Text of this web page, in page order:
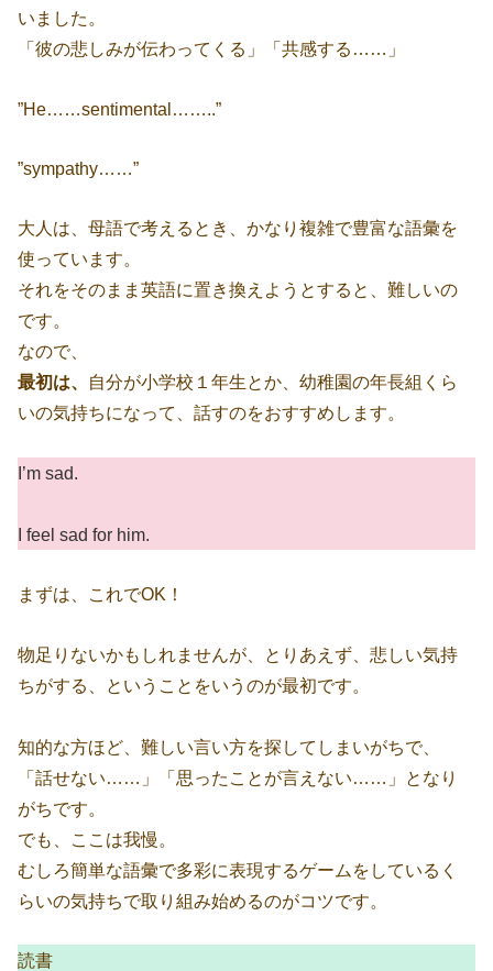
いました。
「彼の悲しみが伝わってくる」「共感する……」
”He……sentimental……..”
”sympathy……”
大人は、母語で考えるとき、かなり複雑で豊富な語彙を
使っています。
それをそのまま英語に置き換えようとすると、難しいの
です。
なので、
最初は、 自分が小学校１年生とか、幼稚園の年長組くら
いの気持ちになって、話すのをおすすめします。
I’m sad.
I feel sad for him.
まずは、これでOK！
物足りないかもしれませんが、とりあえず、悲しい気持
ちがする、ということをいうのが最初です。
知的な方ほど、難しい言い方を探してしまいがちで、
「話せない……」「思ったことが言えない……」となり
がちです。
でも、ここは我慢。
むしろ簡単な語彙で多彩に表現するゲームをしているく
らいの気持ちで取り組み始めるのがコツです。
読書